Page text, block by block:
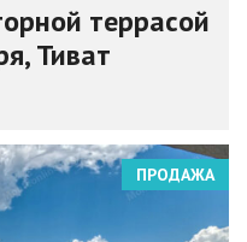
террасой
Тиват
ПРОДАЖА